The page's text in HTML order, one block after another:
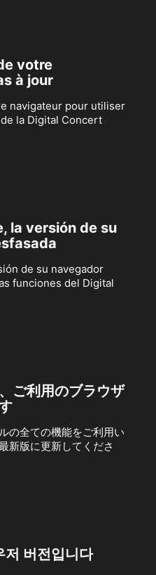
votre
à jour
navigateur pour utiliser
la Digital Concert
la versión de su
de su navegador
funciones del Digital
ご利用のブラウザ
の全ての機能をご利用い
新版に更新してくださ
저 버전입니다